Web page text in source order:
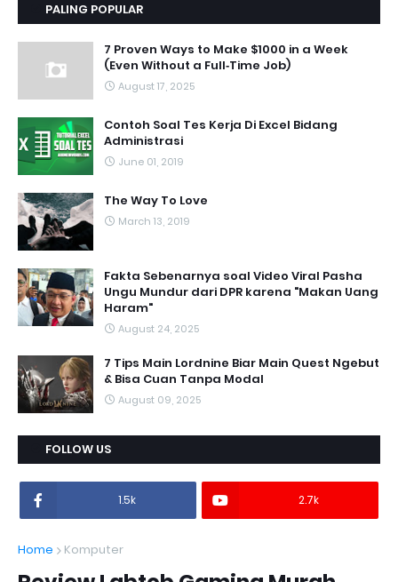
PALING POPULAR
7 Proven Ways to Make $1000 in a Week
(Even Without a Full‑Time Job)
August 17, 2025
Contoh Soal Tes Kerja Di Excel Bidang
Administrasi
June 01, 2019
The Way To Love
March 13, 2019
Fakta Sebenarnya soal Video Viral Pasha
Ungu Mundur dari DPR karena "Makan Uang
Haram"
August 24, 2025
7 Tips Main Lordnine Biar Main Quest Ngebut
& Bisa Cuan Tanpa Modal
August 09, 2025
FOLLOW US
1.5k 2.7k
Home Komputer